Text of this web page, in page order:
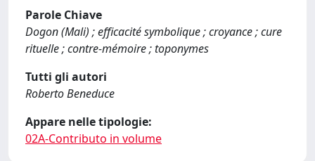
Parole Chiave
Dogon (Mali) ; efficacité symbolique ; croyance ; cure
rituelle ; contre-mémoire ; toponymes
Tutti gli autori
Roberto Beneduce
Appare nelle tipologie:
02A-Contributo in volume